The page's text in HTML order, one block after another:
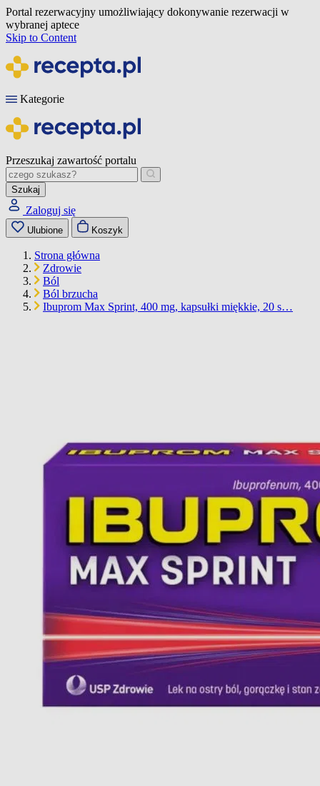
Portal rezerwacyjny umożliwiający dokonywanie rezerwacji w
wybranej aptece
Skip to Content
Kategorie
Przeszukaj zawartość portalu
Szukaj
Zaloguj się
Ulubione Koszyk
Strona główna
Zdrowie
Ból
Ból brzucha
Ibuprom Max Sprint, 400 mg, kapsułki miękkie, 20 s…